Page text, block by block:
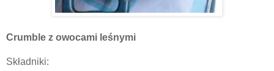
Crumble z owocami leśnymi
Składniki: